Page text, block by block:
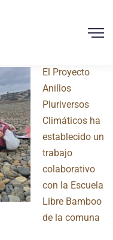
talleres sobre
con escuela Libre
El Proyecto
Anillos
Pluriversos
Climáticos ha
establecido un
trabajo
colaborativo
con la Escuela
Libre Bamboo
de la comuna